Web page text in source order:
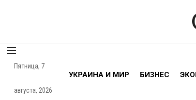
Пятница, 7
августа, 2026
УКРАИНА И МИР БИЗНЕС